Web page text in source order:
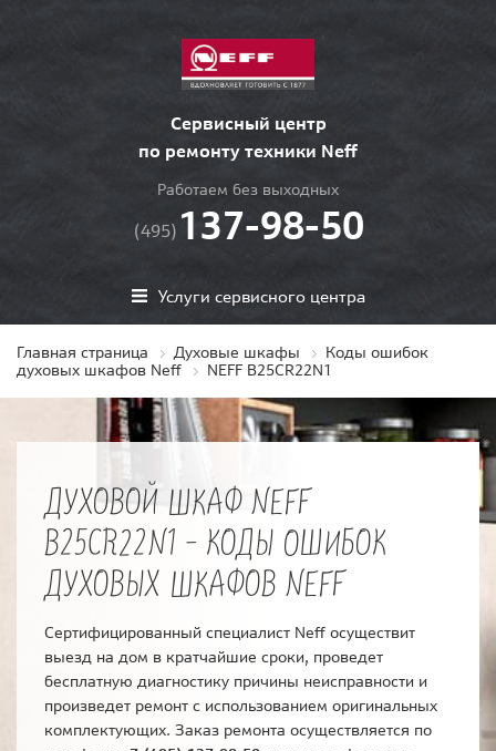
Сервисный центр
по ремонту техники Neff
Работаем без выходных
(495) 137-98-50
Услуги сервисного центра
Главная страница Духовые шкафы
Коды ошибок
духовых шкафов Neff
NEFF B25CR22N1
ДУХОВОЙ ШКАФ NEFF
B25CR22N1 - КОДЫ ОШИБОК
ДУХОВЫХ ШКАФОВ NEFF
Сертифицированный специалист Neff осуществит
выезд на дом в кратчайшие сроки, проведет
бесплатную диагностику причины неисправности и
произведет ремонт с использованием оригинальных
комплектующих. Заказ ремонта осуществляется по